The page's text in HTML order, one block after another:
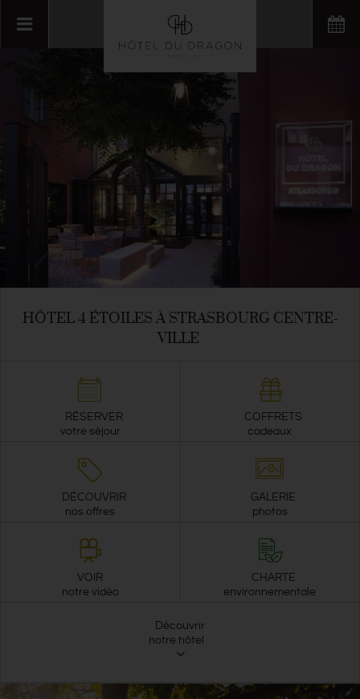
HÔTEL 4 ÉTOILES À STRASBOURG CENTRE-
VILLE
RÉSERVER
votre séjour
COFFRETS
cadeaux
DÉCOUVRIR
nos offres
GALERIE
photos
VOIR
notre vidéo
CHARTE
environnementale
Découvrir